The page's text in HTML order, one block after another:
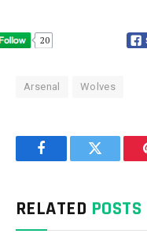
20
Arsenal Wolves
FacebookTwitter
RELATED POSTS